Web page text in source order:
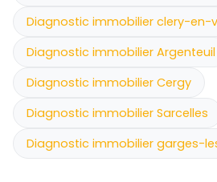
Diagnostic immobilier clery-en-
Diagnostic immobilier Argenteuil
Diagnostic immobilier Cergy
Diagnostic immobilier Sarcelles
Diagnostic immobilier garges-